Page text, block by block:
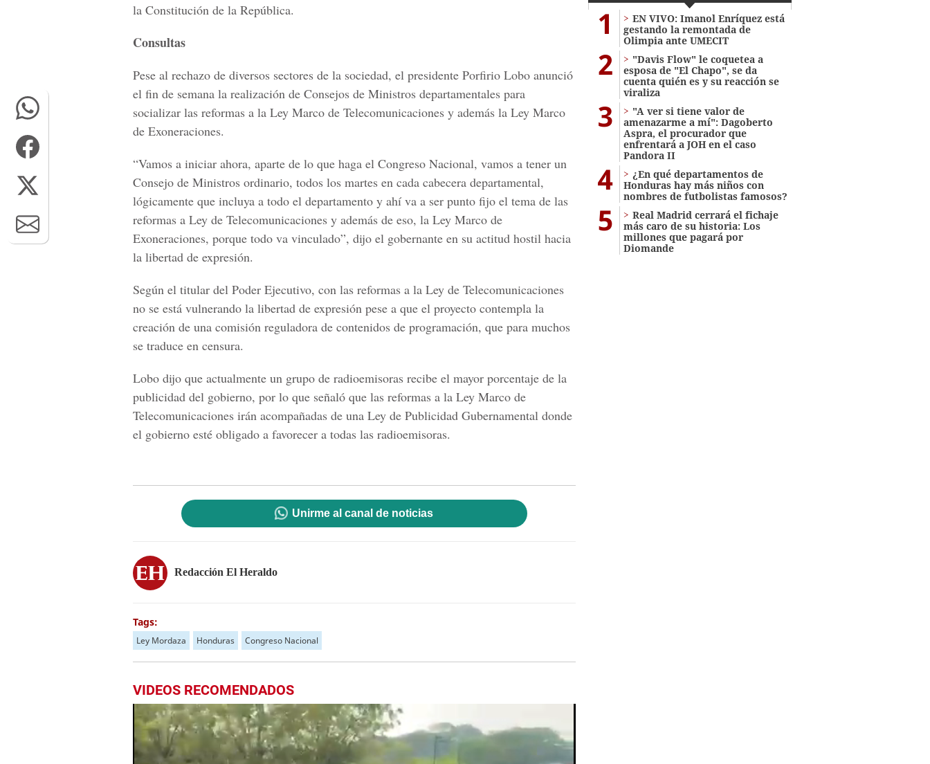
la Constitución de la República.
Consultas
Pese al rechazo de diversos sectores de la sociedad, el presidente Porfirio Lobo anunció
el fin de semana la realización de Consejos de Ministros departamentales para
socializar las reformas a la Ley Marco de Telecomunicaciones y además la Ley Marco
de Exoneraciones.
“Vamos a iniciar ahora, aparte de lo que haga el Congreso Nacional, vamos a tener un
Consejo de Ministros ordinario, todos los martes en cada cabecera departamental,
lógicamente que incluya a todo el departamento y ahí va a ser punto fijo el tema de las
reformas a Ley de Telecomunicaciones y además de eso, la Ley Marco de
Exoneraciones, porque todo va vinculado”, dijo el gobernante en su actitud hostil hacia
la libertad de expresión.
Según el titular del Poder Ejecutivo, con las reformas a la Ley de Telecomunicaciones
no se está vulnerando la libertad de expresión pese a que el proyecto contempla la
creación de una comisión reguladora de contenidos de programación, que para muchos
se traduce en censura.
Lobo dijo que actualmente un grupo de radioemisoras recibe el mayor porcentaje de la
publicidad del gobierno, por lo que señaló que las reformas a la Ley Marco de
Telecomunicaciones irán acompañadas de una Ley de Publicidad Gubernamental donde
el gobierno esté obligado a favorecer a todas las radioemisoras.
Unirme al canal de noticias
Redacción El Heraldo
Tags:
Ley Mordaza Honduras Congreso Nacional
VIDEOS RECOMENDADOS
1
EN VIVO: Imanol Enríquez está
gestando la remontada de
Olimpia ante UMECIT
2
"Davis Flow" le coquetea a
esposa de "El Chapo", se da
cuenta quién es y su reacción se
viraliza
3
"A ver si tiene valor de
amenazarme a mí": Dagoberto
Aspra, el procurador que
enfrentará a JOH en el caso
Pandora II
4
¿En qué departamentos de
Honduras hay más niños con
nombres de futbolistas famosos?
5
Real Madrid cerrará el fichaje
más caro de su historia: Los
millones que pagará por
Diomande